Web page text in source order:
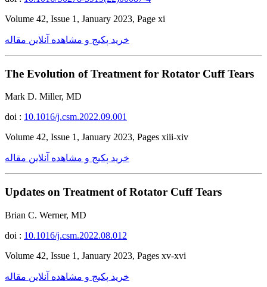
Volume 42, Issue 1, January 2023, Page xi
خرید پکیج و مشاهده آنلاین مقاله
The Evolution of Treatment for Rotator Cuff Tears
Mark D. Miller, MD
doi : 10.1016/j.csm.2022.09.001
Volume 42, Issue 1, January 2023, Pages xiii-xiv
خرید پکیج و مشاهده آنلاین مقاله
Updates on Treatment of Rotator Cuff Tears
Brian C. Werner, MD
doi : 10.1016/j.csm.2022.08.012
Volume 42, Issue 1, January 2023, Pages xv-xvi
خرید پکیج و مشاهده آنلاین مقاله